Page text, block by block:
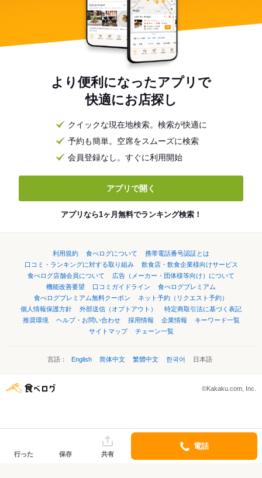
より便利になったアプリで
快適にお店探し
クイックな現在地検索。検索が快適に
予約も簡単。空席をスムーズに検索
会員登録なし。すぐに利用開始
アプリで開く
アプリなら1ヶ月無料でランキング検索！
利用規約 食べログについて
携帯電話番号認証とは
口コミ・ランキングに対する取り組み
飲食店・飲食企業様向けサービス
食べログ店舗会員について
広告（メーカー・団体様等向け）について
機能改善要望
口コミガイドライン
食べログプレミアム
食べログプレミアム無料クーポン
ネット予約（リクエスト予約）
個人情報保護方針
外部送信（オプトアウト）
特定商取引法に基づく表記
推奨環境
ヘルプ・お問い合わせ 採用情報 企業情報
キーワード一覧
サイトマップ
チェーン一覧
言語： English 简体中文 繁體中文 한국어 日本語
©Kakaku.com, Inc.
行った 保存 共有
電話